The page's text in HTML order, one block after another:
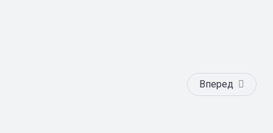
Вперед